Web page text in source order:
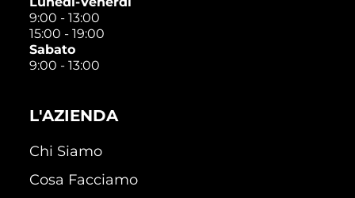
9:00 - 13:00
15:00 - 19:00
Sabato
9:00 - 13:00
L'AZIENDA
Chi Siamo
Cosa Facciamo